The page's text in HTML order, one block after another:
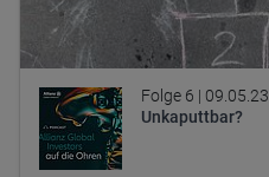
Folge 6 | 09.05.23
Unkaputtbar?